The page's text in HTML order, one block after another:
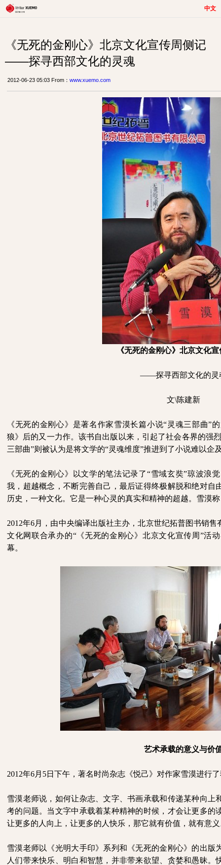
中文
《无死的金刚心》北京文化宣传周侧记
——探寻西部文化的灵魂
2012-06-23 05:03 From： www.xuemo.com
《无死的金刚心》北京文化
——探寻西部文化的灵
文\陈建新
《无死的金刚心》是著名作家雪漠长篇小说“灵魂三部曲”
狼》后的又一力作。该书自出版以来，引起了社会各界的强
三部曲”则被认为是将文学的“灵魂维度”推进到了小说难以企
《无死的金刚心》以文学的笔法记录了“雪域玄奘”琼波浪
我，超越概念，不断完善自己，最后证得终极解脱和绝对自
历史，一种文化。它是一种心灵的真实和精神的超越。雪漠
2012年6月，由中央编译出版社主办，北京世纪拓普图书销
文化网联合承办的“《无死的金刚心》北京文化宣传周”活
幕。
艺术承载的意义与价
2012年6月 5日下午，著名时尚杂志《悦己》对作家雪漠进行
雪漠老师说，如何让杂志、文字、书画承载和传递某种向上
考的问题。当文字中承载着某种精神的时候，才会让更多的
让更多的人向上，让更多的人快乐，那它就有价值，就有意
雪漠老师以《光明大手印》系列和《无死的金刚心》的出版
人们带来快乐、明白和智慧，并非带来欲望、贪婪和愚昧